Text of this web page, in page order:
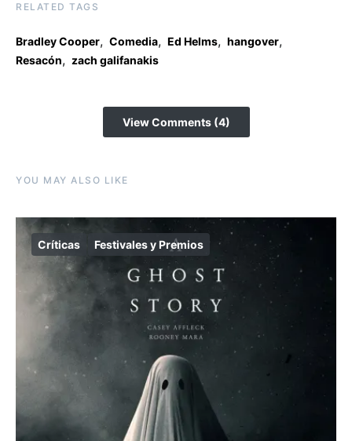
RELATED TAGS
Bradley Cooper, Comedia, Ed Helms, hangover,
Resacón, zach galifanakis
View Comments (4)
YOU MAY ALSO LIKE
Críticas Festivales y Premios